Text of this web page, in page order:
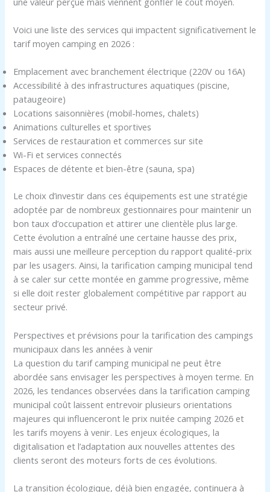
Voici une liste des services qui impactent significativement le
tarif moyen camping en 2026 :
Emplacement avec branchement électrique (220V ou 16A)
Accessibilité à des infrastructures aquatiques (piscine,
pataugeoire)
Locations saisonnières (mobil-homes, chalets)
Animations culturelles et sportives
Services de restauration et commerces sur site
Wi-Fi et services connectés
Espaces de détente et bien-être (sauna, spa)
Le choix d’investir dans ces équipements est une stratégie
adoptée par de nombreux gestionnaires pour maintenir un
bon taux d’occupation et attirer une clientèle plus large.
Cette évolution a entraîné une certaine hausse des prix,
mais aussi une meilleure perception du rapport qualité-prix
par les usagers. Ainsi, la tarification camping municipal tend
à se caler sur cette montée en gamme progressive, même
si elle doit rester globalement compétitive par rapport au
secteur privé.
Perspectives et prévisions pour la tarification des campings
municipaux dans les années à venir
La question du tarif camping municipal ne peut être
abordée sans envisager les perspectives à moyen terme. En
2026, les tendances observées dans la tarification camping
municipal coût laissent entrevoir plusieurs orientations
majeures qui influenceront le prix nuitée camping 2026 et
les tarifs moyens à venir. Les enjeux écologiques, la
digitalisation et l’adaptation aux nouvelles attentes des
clients seront des moteurs forts de ces évolutions.
La transition écologique, déjà bien engagée, continuera à